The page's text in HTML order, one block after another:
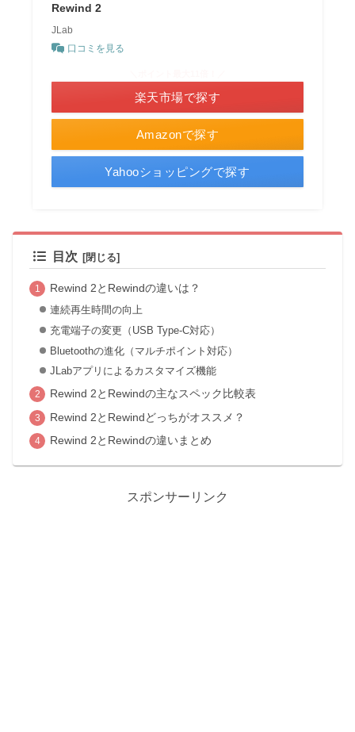
Rewind 2
JLab
口コミを見る
Amazonで探す
楽天市場で探す
Yahooショッピングで探す
目次
Rewind 2とRewindの違いは？
連続再生時間の向上
充電端子の変更（USB Type-C対応）
Bluetoothの進化（マルチポイント対応）
JLabアプリによるカスタマイズ機能
Rewind 2とRewindの主なスペック比較表
Rewind 2とRewindどっちがオススメ？
Rewind 2とRewindの違いまとめ
スポンサーリンク